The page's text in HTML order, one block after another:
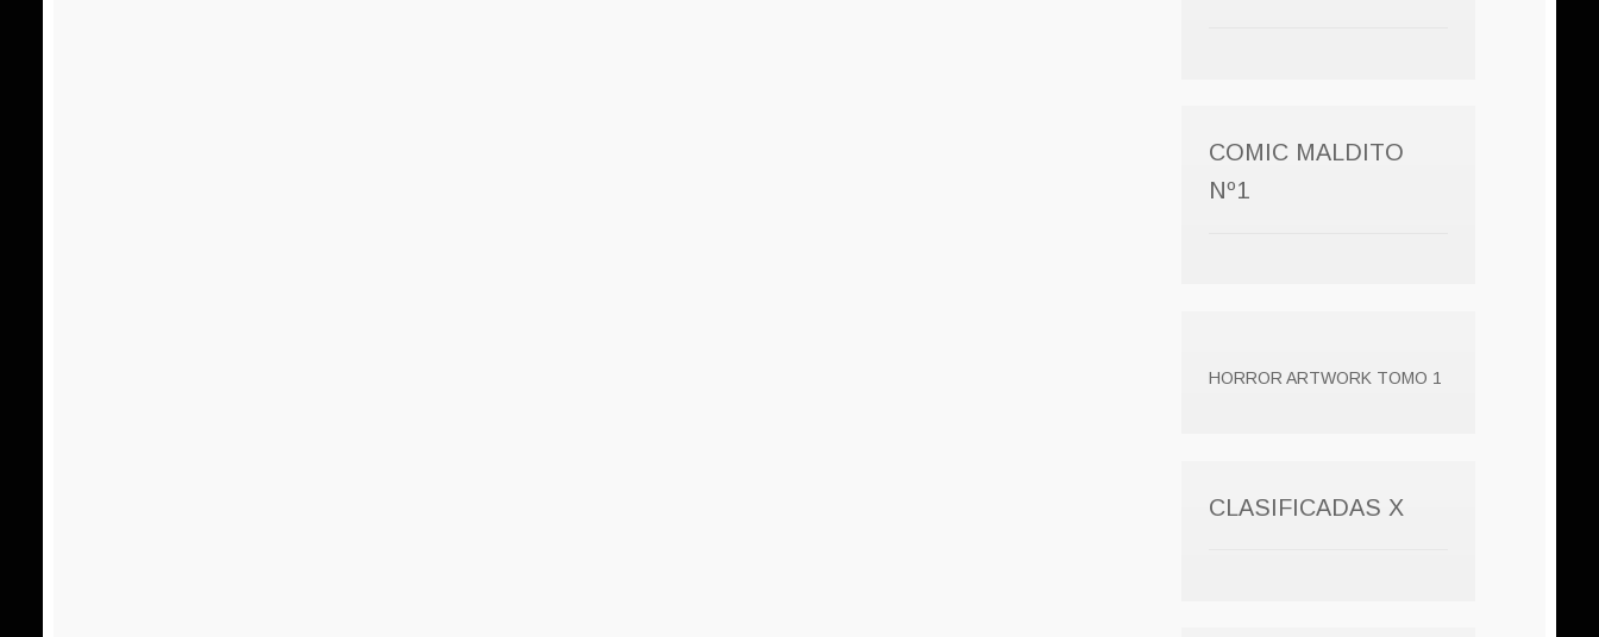
COMIC MALDITO
Nº1
HORROR ARTWORK TOMO 1
CLASIFICADAS X